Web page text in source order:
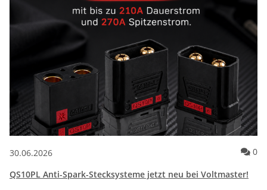
30.06.2026 0
QS10PL Anti-Spark-Stecksysteme jetzt neu bei Voltmaster!